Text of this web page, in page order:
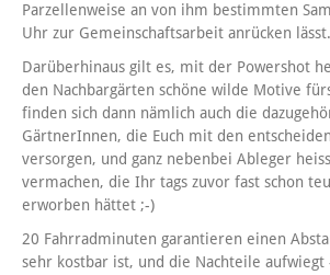
Parzellenweise an von ihm bestimmten
Uhr zur Gemeinschaftsarbeit anrücken lässt.
Darüberhinaus gilt es, mit der Powershot
den Nachbargärten schöne wilde Motive
finden sich dann nämlich auch die
GärtnerInnen, die Euch mit den
versorgen, und ganz nebenbei Ableger
vermachen, die Ihr tags zuvor fast schon
erworben hättet ;-)
20 Fahrradminuten garantieren einen
sehr kostbar ist, und die Nachteile aufwiegt